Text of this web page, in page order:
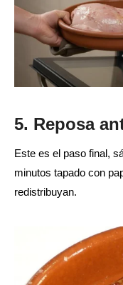
5. Reposa
Este es el paso final,
minutos tapado con
redistribuyan.